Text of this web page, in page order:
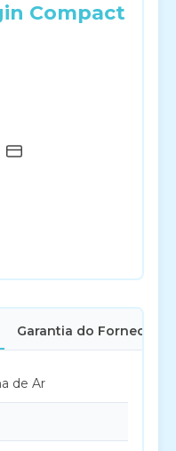
Compact
Garantia do Fornecedor
de Ar